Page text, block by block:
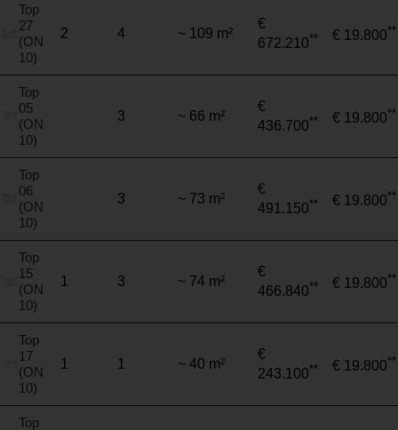
Top
27
(ON
10)
2 4 ~ 109 m²
€
672.210** € 19.800**
Top
05
(ON
10)
3 ~ 66 m²
€
436.700** € 19.800**
Top
06
(ON
10)
3 ~ 73 m²
€
491.150** € 19.800**
Top
15
(ON
10)
1 3 ~ 74 m²
€
466.840** € 19.800**
Top
17
(ON
10)
1 1 ~ 40 m²
€
243.100** € 19.800**
Top